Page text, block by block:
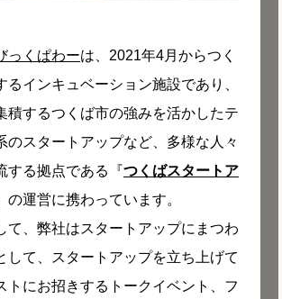
っくぱわーは、2021年4月からつく
るインキュベーション施設であり、
積するつくば市の強みを活かしたテ
のスタートアップなど、多様な人々
する拠点である『つくばスタートア
の運営に携わっています。
て、弊社はスタートアップにまつわ
して、スタートアップを立ち上げて
トにお招きするトークイベント、フ